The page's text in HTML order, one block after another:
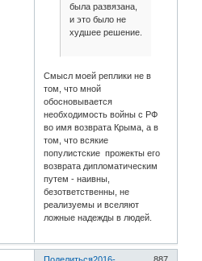
была развязана,
и это было не
худшее решение.
Смысл моей реплики не в
том, что мной
обосновывается
необходимость войны с РФ
во имя возврата Крыма, а в
том, что всякие
популистские прожекты его
возврата дипломатическим
путем - наивны,
безответственны, не
реализуемы и вселяют
ложные надежды в людей.